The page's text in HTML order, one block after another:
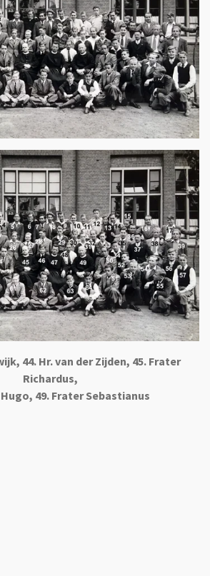
44. Hr. van der Zijden, 45. Frater
Richardus,
49. Frater Sebastianus